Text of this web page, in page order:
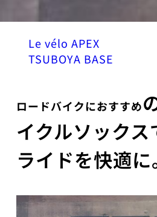
Le vélo APEX
TSUBOYA BASE
ロードバイクにおすすめ
イクルソックス
ライドを快適に